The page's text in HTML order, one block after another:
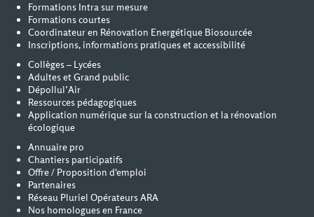
Formations Intra sur mesure
Formations courtes
Coordinateur en Rénovation Energétique Biosourcée
Inscriptions, informations pratiques et accessibilité
Collèges – Lycées
Adultes et Grand public
Dépollul’Air
Ressources pédagogiques
Application numérique sur la construction et la rénovation
écologique
Annuaire pro
Chantiers participatifs
Offre / Proposition d'emploi
Partenaires
Réseau Pluriel Opérateurs ARA
Nos homologues en France